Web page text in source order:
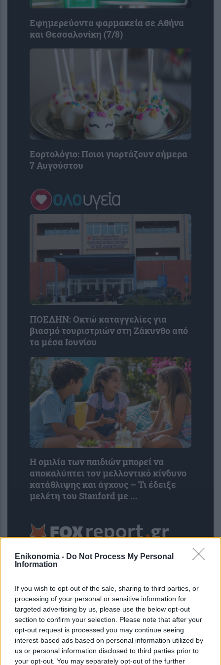
Enikonomia - Do Not Process My Personal
Information
If you wish to opt-out of the sale, sharing to third parties, or
processing of your personal or sensitive information for
targeted advertising by us, please use the below opt-out
section to confirm your selection. Please note that after your
opt-out request is processed you may continue seeing
interest-based ads based on personal information utilized by
us or personal information disclosed to third parties prior to
your opt-out. You may separately opt-out of the further
Εφημερεύοντα φαρμακεία σε Αθήνα
και Θεσσαλονίκη (7/8)
Εορτολόγιο: Ποιοι γιορτάζουν σήμερα
7 Αυγούστου
ΠΟΕΔΗΝ: Οκτώ καταγγελίες για
βιασμό τουριστριών στη Ζάκυνθο από
τα μέσα Ιουνίου
Η ομιλία των παιδιών μπορεί να
αποκαλύπτει τον μελλοντικό κίνδυνο
κατάθλιψης και άγχους – Τι έδειξε
μελέτη του Stanford με ...
Νέος σχεδιασμός καταλύτη βελτιώνει
την παραγωγή αμμωνίας